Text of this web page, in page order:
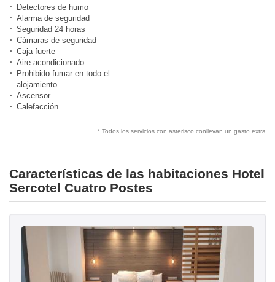
Detectores de humo
Alarma de seguridad
Seguridad 24 horas
Cámaras de seguridad
Caja fuerte
Aire acondicionado
Prohibido fumar en todo el
alojamiento
Ascensor
Calefacción
* Todos los servicios con asterisco conllevan un gasto extra
Características de las habitaciones Hotel
Sercotel Cuatro Postes